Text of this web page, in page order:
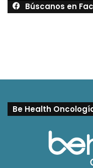
Búscanos en
Be Health